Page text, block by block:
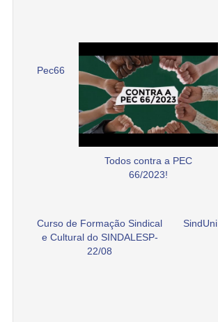
Pec66
Todos contra a PEC
66/2023!
Curso de Formação Sindical
e Cultural do SINDALESP-
22/08
SindUni